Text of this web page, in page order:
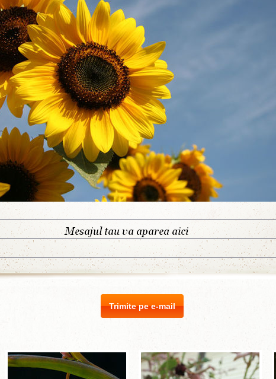
Trimite pe e-mail